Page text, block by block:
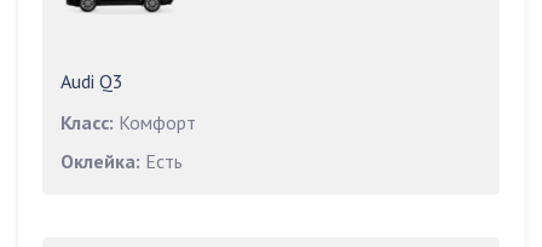
Audi Q3
Класс: Комфорт
Оклейка: Есть